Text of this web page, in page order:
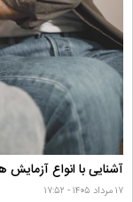
آشنایی با انواع آزمایش
۱۷ مرداد ۱۴۰۵ - ۱۷:۵۲